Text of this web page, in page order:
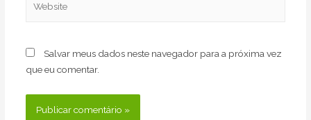
Salvar meus dados neste navegador para a próxima vez
que eu comentar.